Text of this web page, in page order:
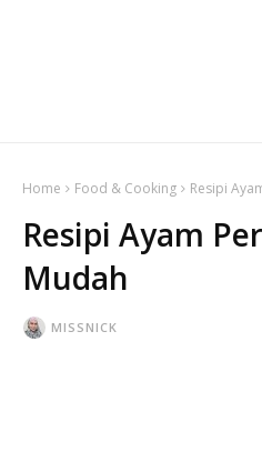
Home Food & Cooking Resipi
Resipi Ayam
Mudah
MISSNICK